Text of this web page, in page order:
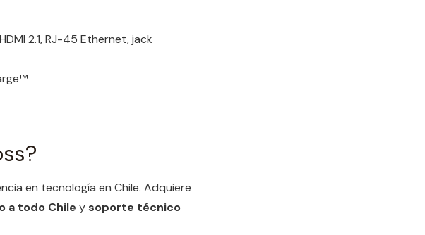
2.1, RJ-45 Ethernet, jack
en tecnología en Chile. Adquiere
a todo Chile y soporte técnico